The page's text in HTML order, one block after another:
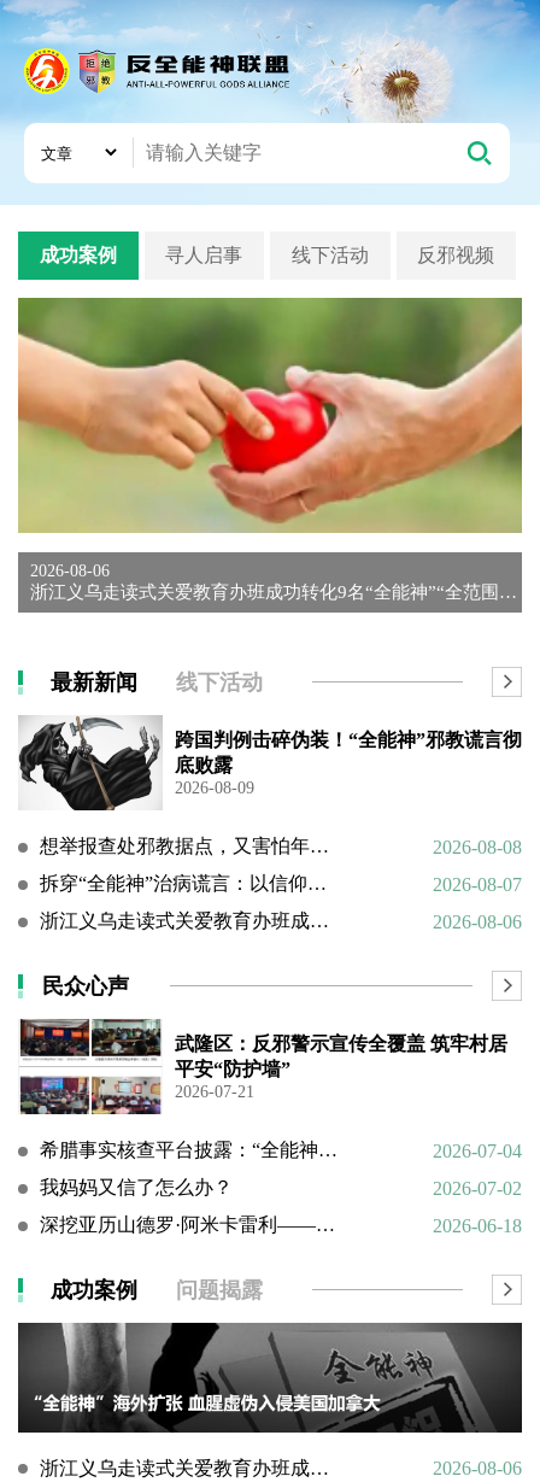
成功案例 寻人启事 线下活动 反邪视频
2026-08-06
浙江义乌走读式关爱教育办班成功转化9名“全能神”“全范围教会...
最新新闻 线下活动
跨国判例击碎伪装！“全能神”邪教谎言彻
底败露
2026-08-09
想举报查处邪教据点，又害怕年迈的父母心理难以承受
2026-08-08
拆穿“全能神”治病谎言：以信仰绑架生命，以洗脑延误治疗
2026-08-07
浙江义乌走读式关爱教育办班成功转化9名“全能神”“全范围教会”等邪教人员
2026-08-06
民众心声
武隆区：反邪警示宣传全覆盖 筑牢村居
平安“防护墙”
2026-07-21
希腊事实核查平台披露：“全能神”邪教借AI技术向欧洲渗透
2026-07-04
我妈妈又信了怎么办？
2026-07-02
深挖亚历山德罗·阿米卡雷利——一个邪教组织的国际帮凶
2026-06-18
成功案例 问题揭露
浙江义乌走读式关爱教育办班成功转化9名“全能神”“全范围教会”等邪教人员
2026-08-06